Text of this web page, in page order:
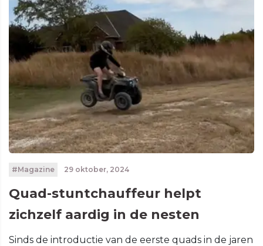
#Magazine 29 oktober, 2024
Quad-stuntchauffeur helpt
zichzelf aardig in de nesten
Sinds de introductie van de eerste quads in de jaren